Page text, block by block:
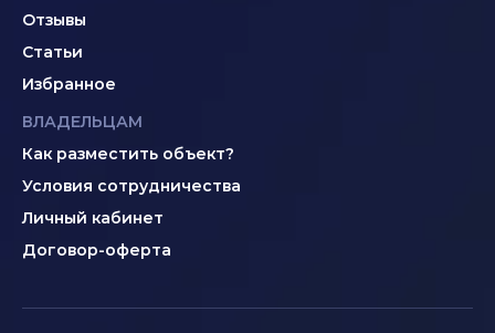
Отзывы
Статьи
Избранное
ВЛАДЕЛЬЦАМ
Как разместить объект?
Условия сотрудничества
Личный кабинет
Договор-оферта